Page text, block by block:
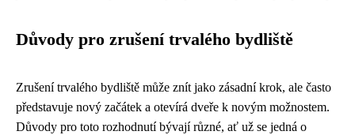
Důvody pro zrušení trvalého bydliště
Zrušení trvalého bydliště může znít jako zásadní krok, ale často
představuje nový začátek a otevírá dveře k novým možnostem.
Důvody pro toto rozhodnutí bývají různé, ať už se jedná o